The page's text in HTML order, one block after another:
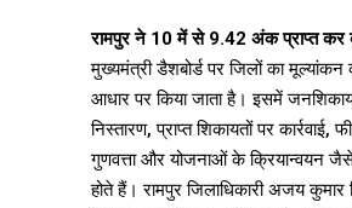
रामपुर ने 10 में से 9.42 अंक प्राप्त कर
मुख्यमंत्री डैशबोर्ड पर जिलों का
आधार पर किया जाता है। इसमें
निस्तारण, प्राप्त शिकायतों पर कार्रवाई,
गुणवत्ता और योजनाओं के क्रियान्वयन
होते हैं। रामपुर जिलाधिकारी अजय कुमार